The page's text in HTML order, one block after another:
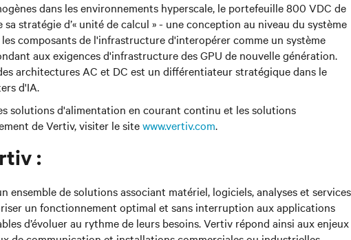
dans les environnements hyperscale, le portefeuille 800 VDC de
stratégie d’« unité de calcul » - une conception au niveau du système
composants de l'infrastructure d'interopérer comme un système
aux exigences d'infrastructure des GPU de nouvelle génération.
architectures AC et DC est un différentiateur stratégique dans le
d'IA.
solutions d'alimentation en courant continu et les solutions
de Vertiv, visiter le sitewww.vertiv.com.
:
ensemble de solutions associant matériel, logiciels, analyses et services
un fonctionnement optimal et sans interruption aux applications
d’évoluer au rythme de leurs besoins. Vertiv répond ainsi aux enjeux